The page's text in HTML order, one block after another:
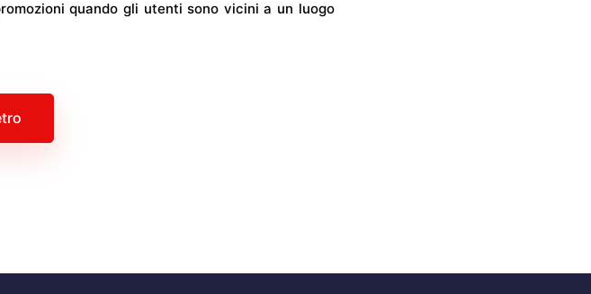
quando gli utenti sono vicini a un luogo